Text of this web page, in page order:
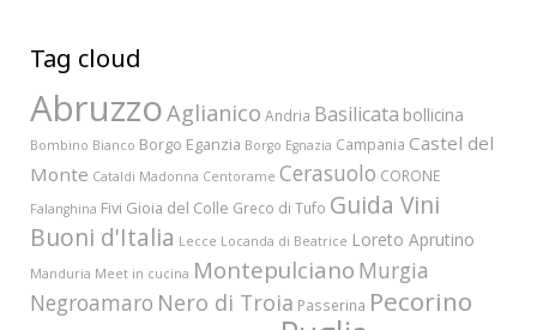
Tag cloud
AbruzzoAglianico Andria Basilicata bollicina
Bombino Bianco Borgo Eganzia Borgo Egnazia Campania Castel del
Monte Cataldi Madonna Centorame Cerasuolo CORONE
Falanghina Fivi Gioia del Colle Greco di Tufo Guida Vini
Buoni d'Italia Lecce Locanda di Beatrice Loreto Aprutino
Manduria Meet in cucina Montepulciano Murgia
Negroamaro Nero di Troia Passerina Pecorino